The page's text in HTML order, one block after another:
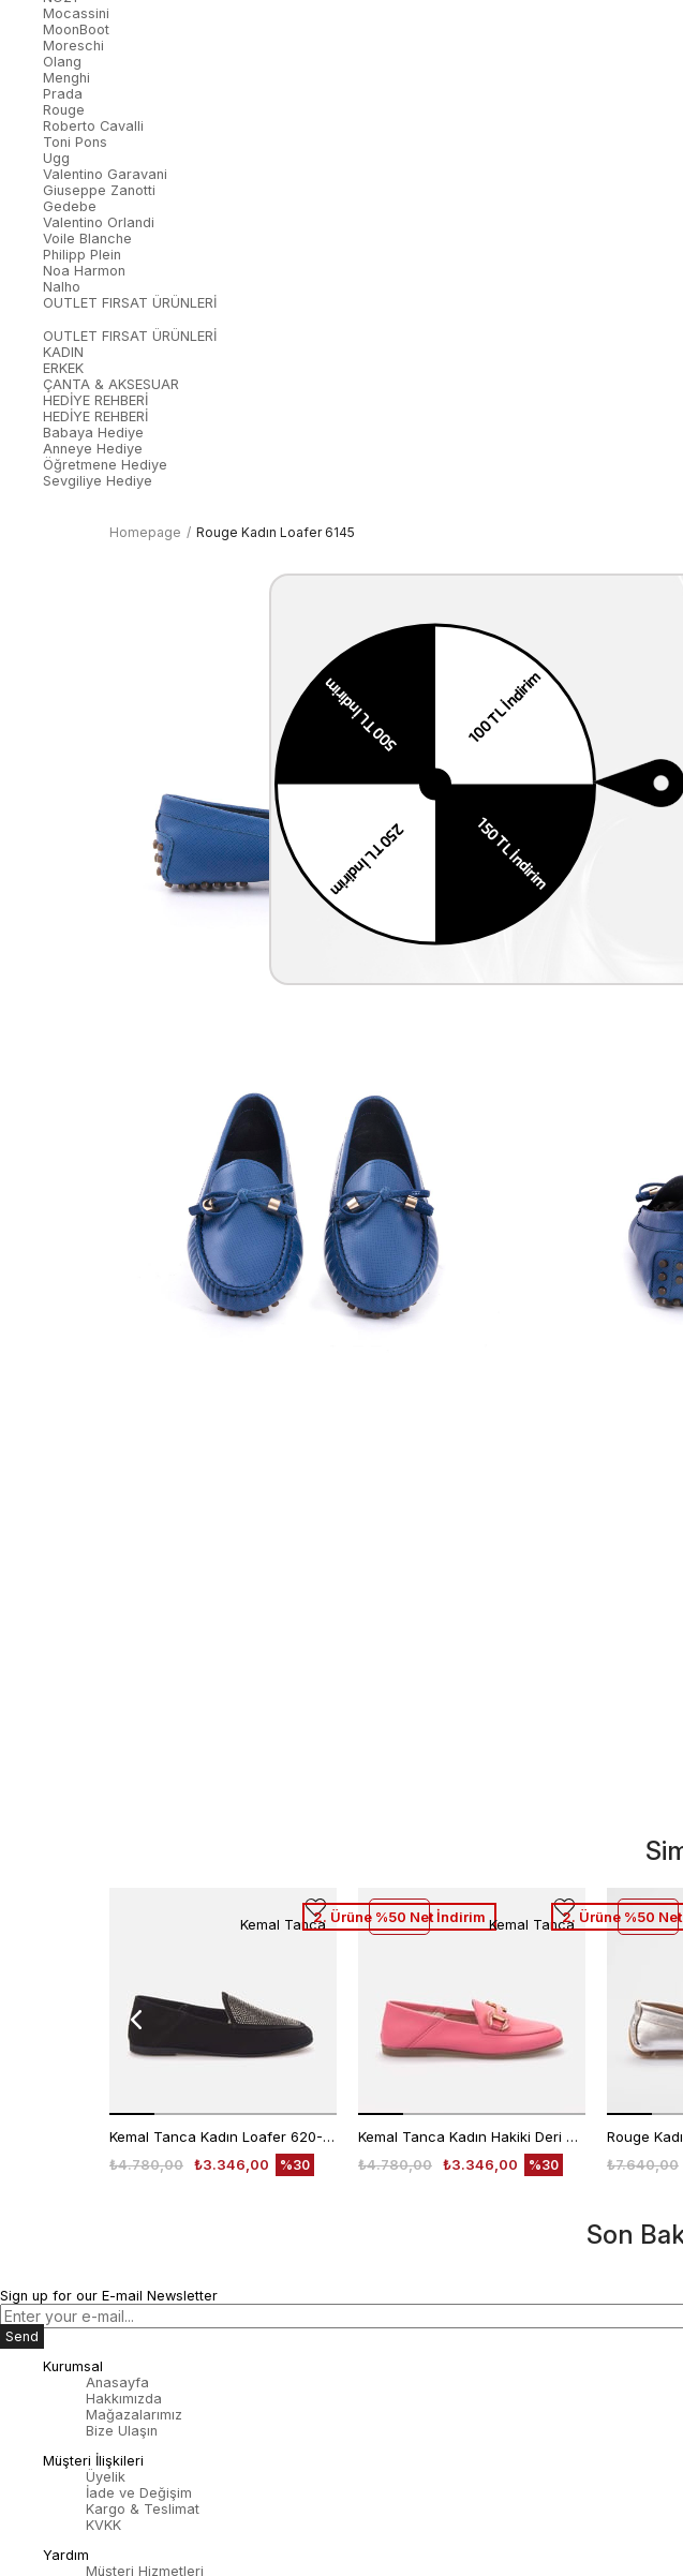
Mocassini
MoonBoot
Moreschi
Olang
Menghi
Prada
Rouge
Roberto Cavalli
Toni Pons
Ugg
Valentino Garavani
Giuseppe Zanotti
Gedebe
Valentino Orlandi
Voile Blanche
Philipp Plein
Noa Harmon
Nalho
OUTLET FIRSAT ÜRÜNLERİ
OUTLET FIRSAT ÜRÜNLERİ
KADIN
ERKEK
ÇANTA & AKSESUAR
HEDİYE REHBERİ
HEDİYE REHBERİ
Babaya Hediye
Anneye Hediye
Öğretmene Hediye
Sevgiliye Hediye
Homepage Rouge Kadın Loafer 6145
Kemal Tanca Kadın Loafer 620-003F
₺3.346,00
₺4.780,00 %30
Kemal Tanca
Kemal Tanca Kadın Hakiki Deri Kauçuk Taban Pembe Loafer Konforlu Babet
₺3.346,00
₺4.780,00 %30
2. Ürüne %50 Net İndirim Kemal Tanca
₺7.640,00
2. Ürüne %50
Son
Sign up for our E-mail Newsletter
Send
Kurumsal
Anasayfa
Hakkımızda
Mağazalarımız
Bize Ulaşın
Müşteri İlişkileri
Üyelik
İade ve Değişim
Kargo & Teslimat
KVKK
Yardım
Müşteri Hizmetleri